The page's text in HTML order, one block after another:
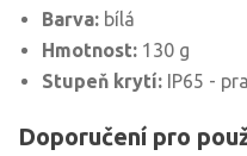
Barva: bílá
Hmotnost: 130 g
Stupeň krytí: IP65 -
Doporučení pro